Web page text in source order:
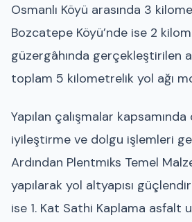
Osmanlı Köyü arasında 3
Bozcatepe Köyü’nde ise 2
güzergâhında gerçekleştirilen
toplam 5 kilometrelik yol ağı
Yapılan çalışmalar
iyileştirme ve dolgu işlemleri
Ardından Plentmiks Temel
yapılarak yol altyapısı
ise 1. Kat Sathi Kaplama asfalt